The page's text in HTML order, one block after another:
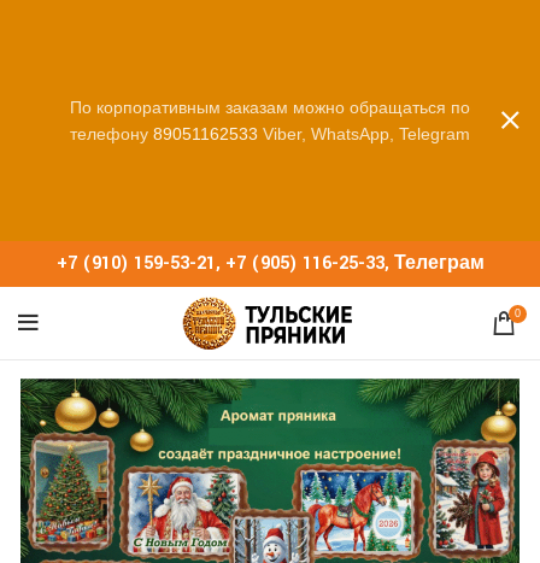
+7 (910) 159-53-21, +7 (905) 116-25-33, Телеграм
0
По корпоративным заказам можно обращаться по
телефону 89051162533 Viber, WhatsApp, Telegram